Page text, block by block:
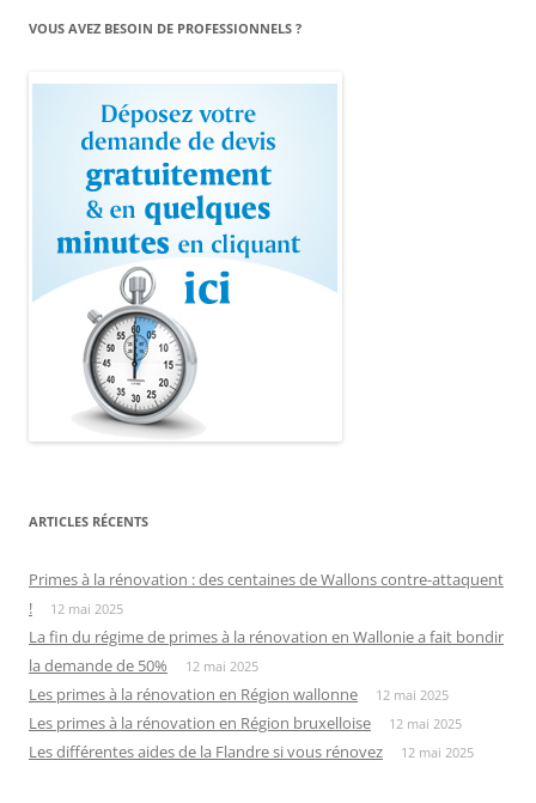
VOUS AVEZ BESOIN DE PROFESSIONNELS ?
ARTICLES RÉCENTS
Primes à la rénovation : des centaines de Wallons contre-attaquent
!
12 mai 2025
La fin du régime de primes à la rénovation en Wallonie a fait bondir
la demande de 50%
12 mai 2025
Les primes à la rénovation en Région wallonne 12 mai 2025
Les primes à la rénovation en Région bruxelloise 12 mai 2025
Les différentes aides de la Flandre si vous rénovez 12 mai 2025